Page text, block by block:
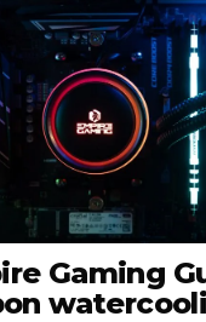
Gaming